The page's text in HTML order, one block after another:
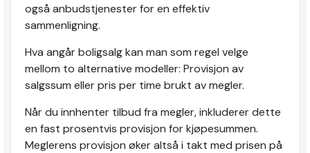
også anbudstjenester for en effektiv
sammenligning.
Hva angår boligsalg kan man som regel velge
mellom to alternative modeller: Provisjon av
salgssum eller pris per time brukt av megler.
Når du innhenter tilbud fra megler, inkluderer dette
en fast prosentvis provisjon for kjøpesummen.
Meglerens provisjon øker altså i takt med prisen på